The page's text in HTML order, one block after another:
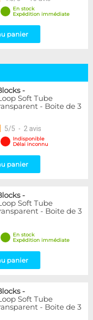
En stock
Expédition immédiate
panier
-
Soft Tube
- Boite de 3
5/5 - 2 avis
Indisponible
Délai inconnu
panier
-
Soft Tube
- Boite de 3
En stock
Expédition immédiate
panier
-
Soft Tube
- Boite de 3